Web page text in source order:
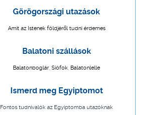
Görögországi utazások
Amit az Istenek földjéről tudni érdemes
Balatoni szállások
Balatonboglár, Siófok, Balatonlelle
Ismerd meg Egyiptomot
Fontos tudnivalók az Egyiptomba utazóknak